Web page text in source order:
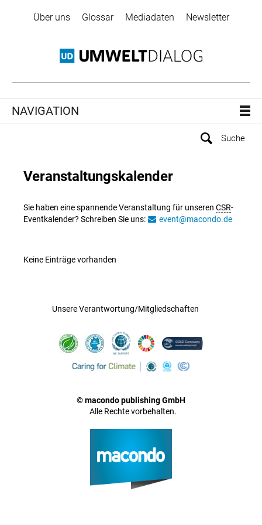
Über uns Glossar Mediadaten Newsletter
NAVIGATION
Veranstaltungskalender
Sie haben eine spannende Veranstaltung für unseren CSR-
Eventkalender? Schreiben Sie uns:
event@macondo.de
Keine Einträge vorhanden
Unsere Verantwortung/Mitgliedschaften
© macondo publishing GmbH
Alle Rechte vorbehalten.